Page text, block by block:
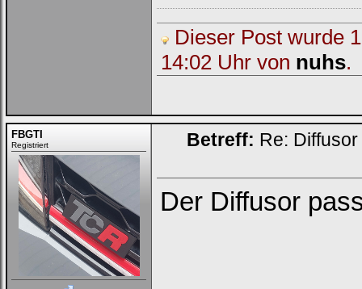
Dieser Post wurde
14:02 Uhr von nuhs.
FBGTI
Registriert Betreff: Re:
Der Diffusor